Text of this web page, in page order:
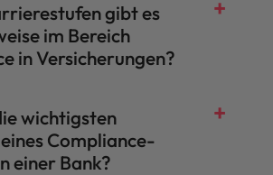
gibt es
im Bereich
in Versicherungen?
wichtigsten
Compliance-
einer Bank?